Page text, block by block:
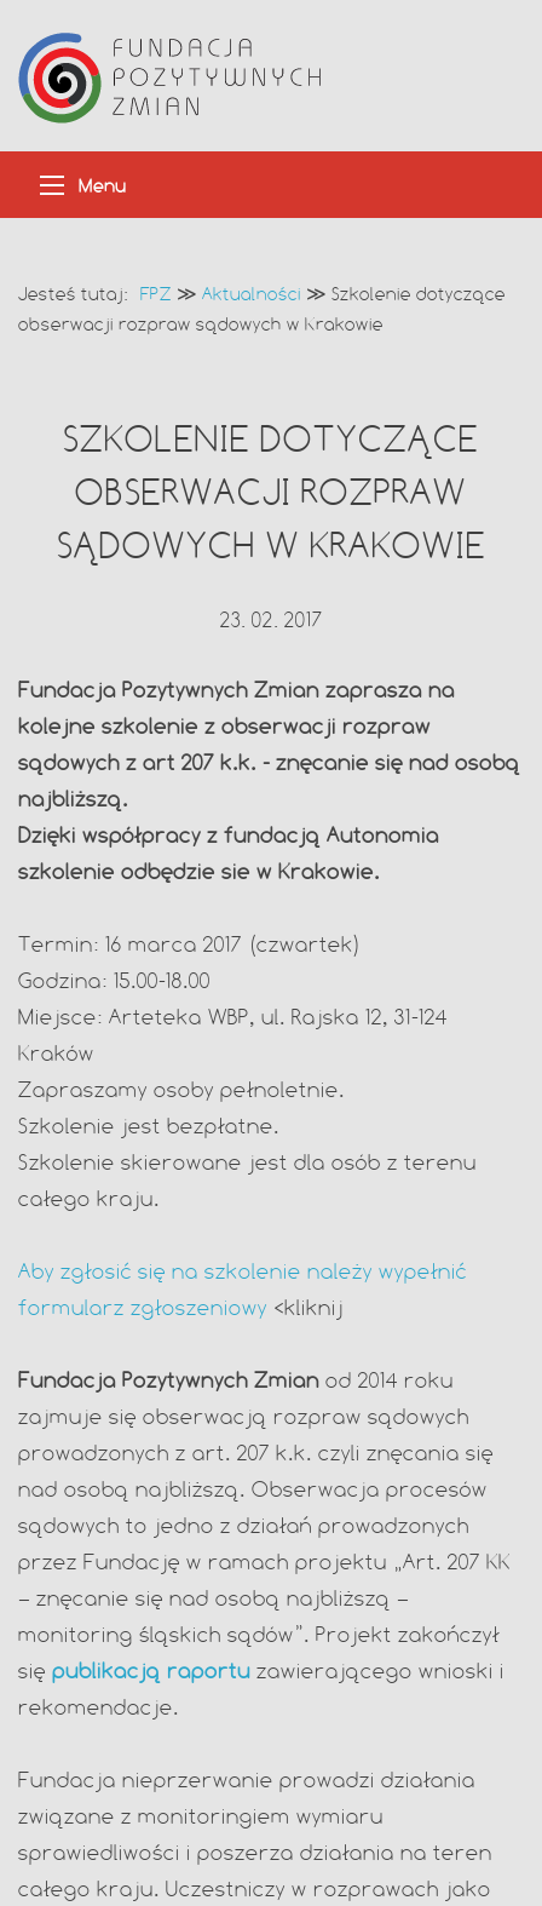
Menu
Jesteś tutaj: FPZ ≫ Aktualności ≫ Szkolenie dotyczące
obserwacji rozpraw sądowych w Krakowie
SZKOLENIE DOTYCZĄCE
OBSERWACJI ROZPRAW
SĄDOWYCH W KRAKOWIE
23. 02. 2017
Fundacja Pozytywnych Zmian zaprasza na
kolejne szkolenie z obserwacji rozpraw
sądowych z art 207 k.k. - znęcanie się nad osobą
najbliższą.
Dzięki współpracy z fundacją Autonomia
szkolenie odbędzie sie w Krakowie.
Termin: 16 marca 2017 (czwartek)
Godzina: 15.00-18.00
Miejsce: Arteteka WBP, ul. Rajska 12, 31-124
Kraków
Zapraszamy osoby pełnoletnie.
Szkolenie jest bezpłatne.
Szkolenie skierowane jest dla osób z terenu
całego kraju.
Aby zgłosić się na szkolenie należy wypełnić
formularz zgłoszeniowy <kliknij
Fundacja Pozytywnych Zmian od 2014 roku
zajmuje się obserwacją rozpraw sądowych
prowadzonych z art. 207 k.k. czyli znęcania się
nad osobą najbliższą. Obserwacja procesów
sądowych to jedno z działań prowadzonych
przez Fundację w ramach projektu „Art. 207 KK
– znęcanie się nad osobą najbliższą –
monitoring śląskich sądów”. Projekt zakończył
się publikacją raportu zawierającego wnioski i
rekomendacje.
Fundacja nieprzerwanie prowadzi działania
związane z monitoringiem wymiaru
sprawiedliwości i poszerza działania na teren
całego kraju. Uczestniczy w rozprawach jako